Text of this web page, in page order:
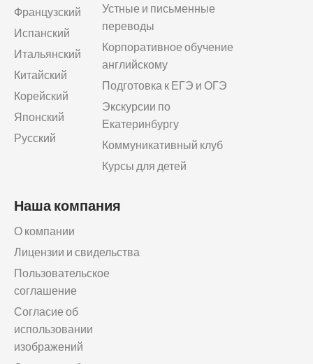
Французский
Испанский
Итальянский
Китайский
Корейский
Японский
Русский
Устные и письменные
переводы
Корпоративное обучение
английскому
Подготовка к ЕГЭ и ОГЭ
Экскурсии по
Екатеринбургу
Коммуникативный клуб
Курсы для детей
Наша компания
О компании
Лицензии и свидельства
Пользовательское
соглашение
Согласие об
использовании
изображений